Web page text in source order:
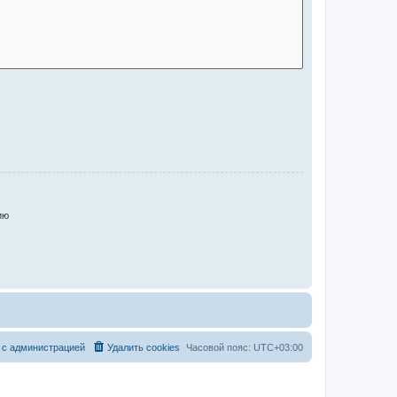
Часовой пояс: UTC+03:00
Удалить cookies
администрацией